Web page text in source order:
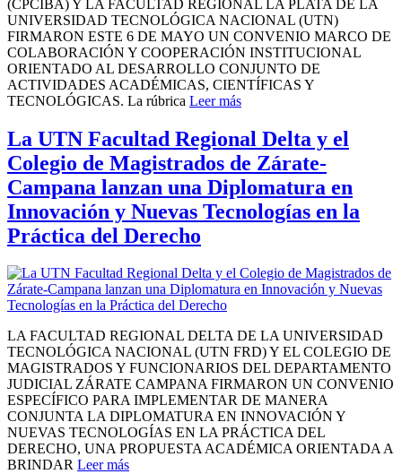
(CPCIBA) Y LA FACULTAD REGIONAL LA PLATA DE LA
UNIVERSIDAD TECNOLÓGICA NACIONAL (UTN)
FIRMARON ESTE 6 DE MAYO UN CONVENIO MARCO DE
COLABORACIÓN Y COOPERACIÓN INSTITUCIONAL
ORIENTADO AL DESARROLLO CONJUNTO DE
ACTIVIDADES ACADÉMICAS, CIENTÍFICAS Y
TECNOLÓGICAS. La rúbrica Leer más
La UTN Facultad Regional Delta y el
Colegio de Magistrados de Zárate-
Campana lanzan una Diplomatura en
Innovación y Nuevas Tecnologías en la
Práctica del Derecho
LA FACULTAD REGIONAL DELTA DE LA UNIVERSIDAD
TECNOLÓGICA NACIONAL (UTN FRD) Y EL COLEGIO DE
MAGISTRADOS Y FUNCIONARIOS DEL DEPARTAMENTO
JUDICIAL ZÁRATE CAMPANA FIRMARON UN CONVENIO
ESPECÍFICO PARA IMPLEMENTAR DE MANERA
CONJUNTA LA DIPLOMATURA EN INNOVACIÓN Y
NUEVAS TECNOLOGÍAS EN LA PRÁCTICA DEL
DERECHO, UNA PROPUESTA ACADÉMICA ORIENTADA A
BRINDAR Leer más